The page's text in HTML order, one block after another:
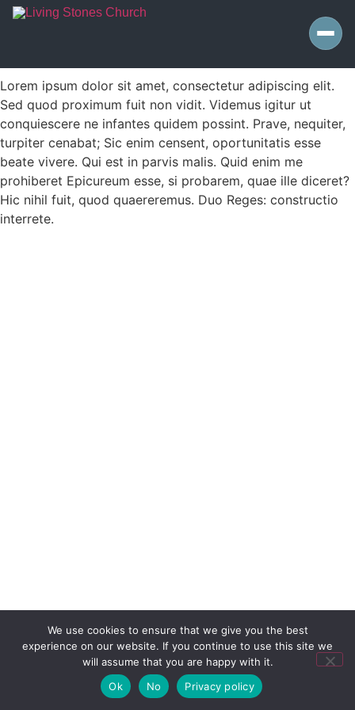
Lorem ipsum dolor sit amet, consectetur adipiscing elit.
Sed quod proximum fuit non vidit. Videmus igitur ut
conquiescere ne infantes quidem possint. Prave, nequiter,
turpiter cenabat; Sic enim censent, oportunitatis esse
beate vivere. Qui est in parvis malis. Quid enim me
prohiberet Epicureum esse, si probarem, quae ille diceret?
Hic nihil fuit, quod quaereremus. Duo Reges: constructio
interrete.
We use cookies to ensure that we give you the best
experience on our website. If you continue to use this site we
will assume that you are happy with it.
Ok
No Privacy policy